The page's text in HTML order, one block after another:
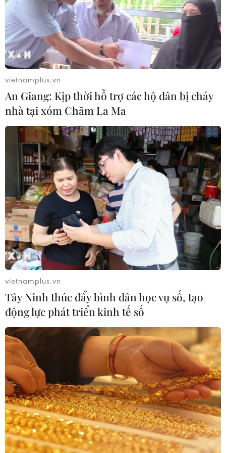
TIN CÙNG CHUYÊN MỤC
Áp thấp nhiệt đới trên vịnh Bắc Bộ sẽ
gây ảnh hưởng thế nào tới Việt Nam?
07/08/2026 14:38
Nứt núi, Thanh Hóa sơ tán khẩn cấp
nhiều hộ dân
vietnamplus.vn
An Giang: Kịp thời hỗ trợ các hộ dân bị cháy
nhà tại xóm Chăm La Ma
vietnamplus.vn
Tây Ninh thúc đẩy bình dân học vụ số, tạo
động lực phát triển kinh tế số